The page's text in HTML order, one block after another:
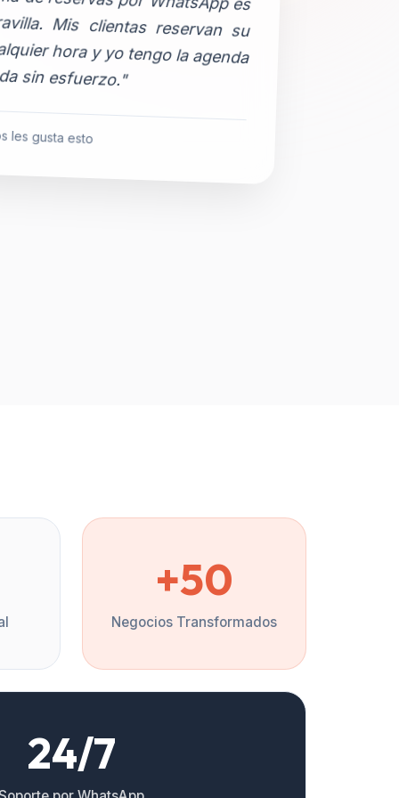
sin esfuerzo."
les gusta esto
+50
Negocios Transformados
24/7